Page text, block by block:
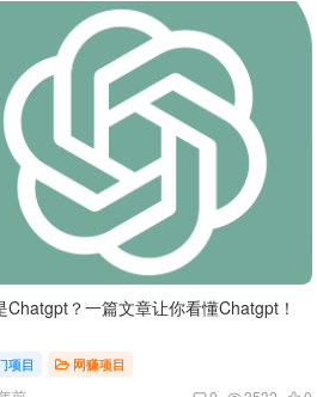
Chatgpt？一篇文章让你看懂Chatgpt！
项目 网赚项目